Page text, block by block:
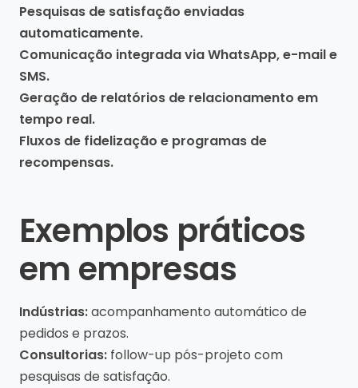
Pesquisas de satisfação enviadas
automaticamente.
Comunicação integrada via WhatsApp, e-mail e
SMS.
Geração de relatórios de relacionamento em
tempo real.
Fluxos de fidelização e programas de
recompensas.
Exemplos práticos
em empresas
Indústrias:acompanhamento automático de
pedidos e prazos.
Consultorias: follow-up pós-projeto com
pesquisas de satisfação.